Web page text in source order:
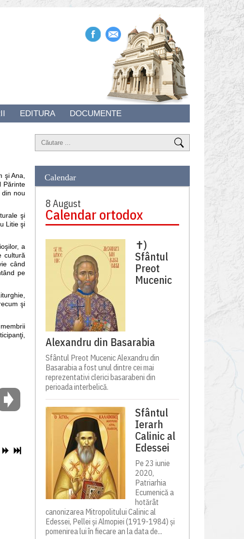
EDITURA DOCUMENTE
şi Ana,
Părinte
nou
şi
Litie şi
a
cultură
când
pe
şi
Calendar
8 August
Calendar ortodox
✝)
Sfântul
Preot
Mucenic
Alexandru din Basarabia
Sfântul Preot Mucenic Alexandru din
Basarabia a fost unul dintre cei mai
reprezentativi clerici basarabeni din
perioada interbelică.
Sfântul
Ierarh
Calinic al
Edessei
Pe 23 iunie
2020,
Patriarhia
Ecumenică a
hotărât
canonizarea Mitropolitului Calinic al
Edessei, Pellei și Almopiei (1919-1984) și
pomenirea lui în fiecare an la data de...